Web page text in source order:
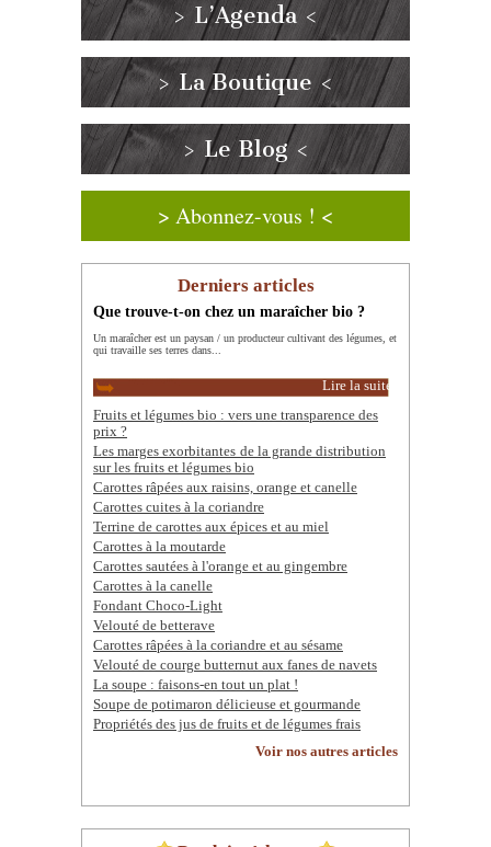
> L’Agenda <
> La Boutique <
> Le Blog <
> Abonnez-vous ! <
Derniers articles
Que trouve-t-on chez un maraîcher bio ?
Un maraîcher est un paysan / un producteur cultivant des légumes, et
qui travaille ses terres dans...
Lire la suite
Fruits et légumes bio : vers une transparence des
prix ?
Les marges exorbitantes de la grande distribution
sur les fruits et légumes bio
Carottes râpées aux raisins, orange et canelle
Carottes cuites à la coriandre
Terrine de carottes aux épices et au miel
Carottes à la moutarde
Carottes sautées à l'orange et au gingembre
Carottes à la canelle
Fondant Choco-Light
Velouté de betterave
Carottes râpées à la coriandre et au sésame
Velouté de courge butternut aux fanes de navets
La soupe : faisons-en tout un plat !
Soupe de potimaron délicieuse et gourmande
Propriétés des jus de fruits et de légumes frais
Voir nos autres articles